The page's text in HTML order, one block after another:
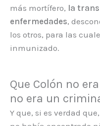
más mortífero, la
enfermedades,
los otros, para las
inmunizado.
Que Colón no
no era un
Y que, si es verdad